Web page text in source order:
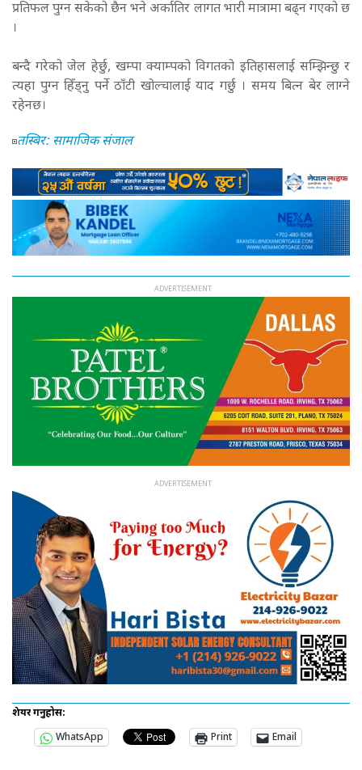
प्रतिफल पुग्न सकेको छैन भने अर्कातिर लागत भारी मात्रामा बढ्न गएको छ
।
बन्दै गरेको जेल हेर्छु, खम्पा क्याम्पको विगतको इतिहासलाई सम्झिन्छु र
त्यहा पुग्न हिँड्नु पर्ने ठाँटी खोल्चालाई याद गर्छु । समय बित्न बेर लाग्ने
रहेनछ।
तस्बिर: सामाजिक संजाल
शेयर गर्नुहोस:
WhatsApp
Print Email